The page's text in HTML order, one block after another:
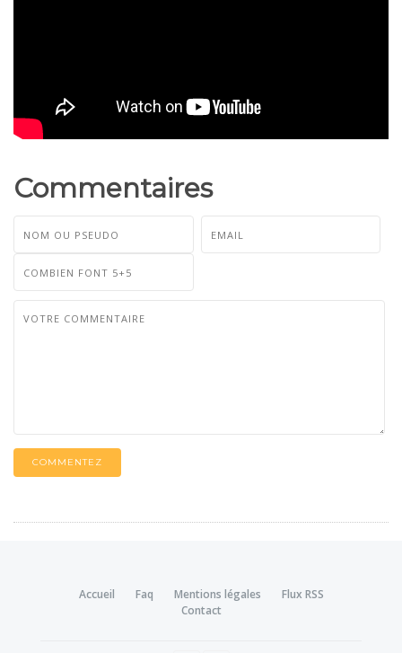
Commentaires
COMMENTEZ
Accueil Faq Mentions légales
Flux RSS
Contact